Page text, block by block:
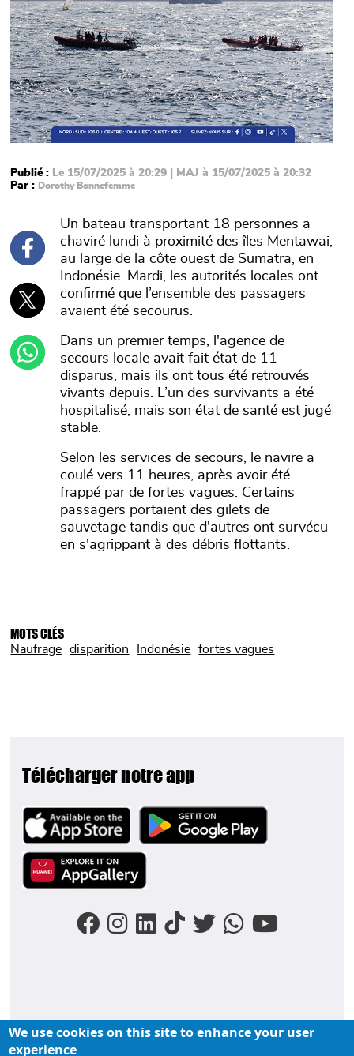
Publié : Le 15/07/2025 à 20:29 | MAJ à 15/07/2025 à 20:32
Par : Dorothy Bonnefemme
Un bateau transportant 18 personnes a
chaviré lundi à proximité des îles Mentawai,
au large de la côte ouest de Sumatra, en
Indonésie. Mardi, les autorités locales ont
confirmé que l’ensemble des passagers
avaient été secourus.
Dans un premier temps, l'agence de
secours locale avait fait état de 11
disparus, mais ils ont tous été retrouvés
vivants depuis. L’un des survivants a été
hospitalisé, mais son état de santé est jugé
stable.
Selon les services de secours, le navire a
coulé vers 11 heures, après avoir été
frappé par de fortes vagues. Certains
passagers portaient des gilets de
sauvetage tandis que d'autres ont survécu
en s'agrippant à des débris flottants.
MOTS CLÉS
Naufrage disparition Indonésie fortes vagues
Télécharger notre app
Image Image
Image
FOOTER MENU
We use cookies on this site to enhance your user
experience